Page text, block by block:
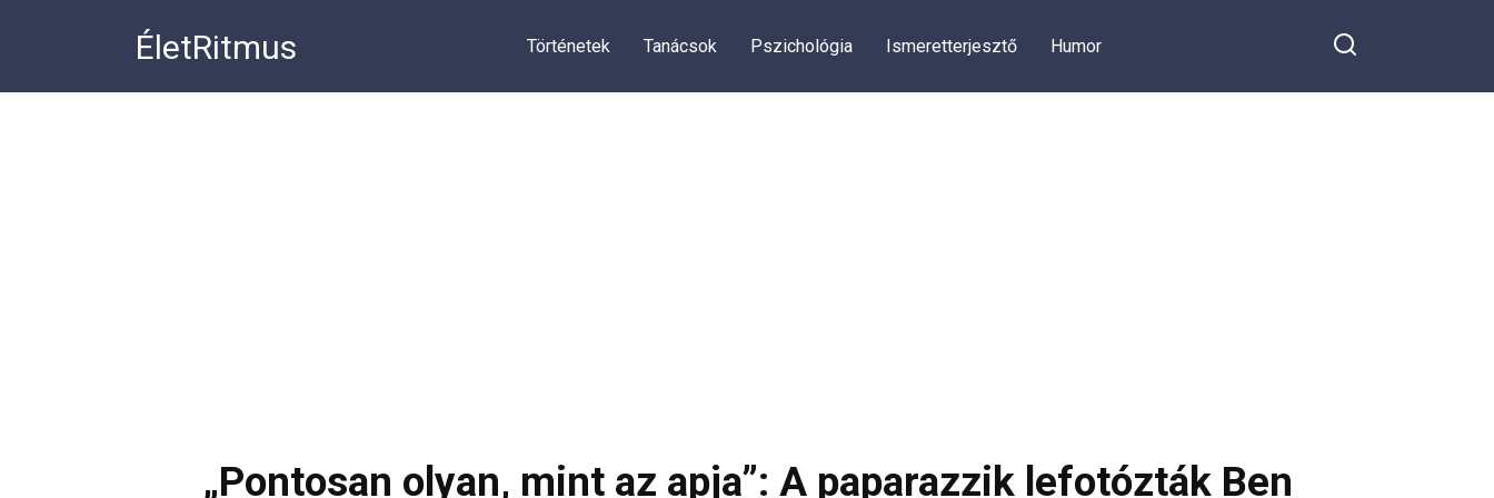
ÉletRitmus Történetek Tanácsok Pszichológia Ismeretterjesztő Humor
„Pontosan olyan, mint az apja”: A paparazzik lefotózták Ben